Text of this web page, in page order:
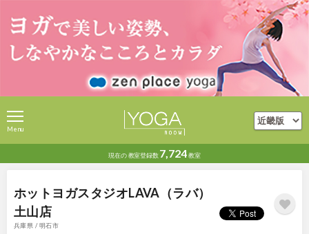
現在の教室登録数 7,724教室
Menu
ホットヨガスタジオLAVA（ラバ）
土山店
兵庫県 / 明石市